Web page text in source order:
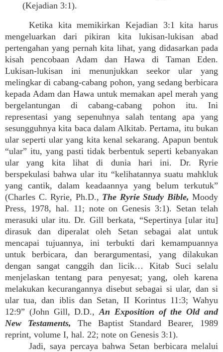
(Kejadian 3:1).
Ketika kita memikirkan Kejadian 3:1 kita harus
mengeluarkan dari pikiran kita lukisan-lukisan abad
pertengahan yang pernah kita lihat, yang didasarkan pada
kisah pencobaan Adam dan Hawa di Taman Eden.
Lukisan-lukisan ini menunjukkan seekor ular yang
melingkar di cabang-cabang pohon, yang sedang berbicara
kepada Adam dan Hawa untuk memakan apel merah yang
bergelantungan di cabang-cabang pohon itu. Ini
representasi yang sepenuhnya salah tentang apa yang
sesungguhnya kita baca dalam Alkitab. Pertama, itu bukan
ular seperti ular yang kita kenal sekarang. Apapun bentuk
“ular” itu, yang pasti tidak berbentuk seperti kebanyakan
ular yang kita lihat di dunia hari ini. Dr. Ryrie
berspekulasi bahwa ular itu “kelihatannya suatu mahkluk
yang cantik, dalam keadaannya yang belum terkutuk”
(Charles C. Ryrie, Ph.D., The Ryrie Study Bible, Moody
Press, 1978, hal. 11; note on Genesis 3:1). Setan telah
merasuki ular itu. Dr. Gill berkata, “Sepertinya [ular itu]
dirasuk dan diperalat oleh Setan sebagai alat untuk
mencapai tujuannya, ini terbukti dari kemampuannya
untuk berbicara, dan berargumentasi, yang dilakukan
dengan sangat canggih dan licik… Kitab Suci selalu
menjelaskan tentang para penyesat; yang, oleh karena
melakukan kecurangannya disebut sebagai si ular, dan si
ular tua, dan iblis dan Setan, II Korintus 11:3; Wahyu
12:9” (John Gill, D.D.,An Exposition of the Old and
New Testaments, The Baptist Standard Bearer, 1989
reprint, volume I, hal. 22; note on Genesis 3:1).
Jadi, saya percaya bahwa Setan berbicara melalui